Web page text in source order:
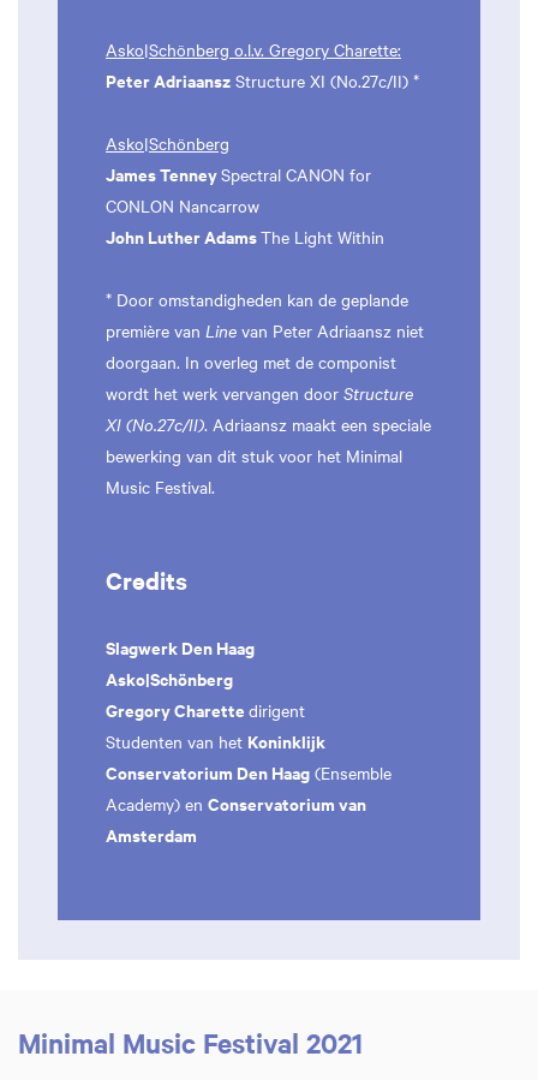
Asko|Schönberg o.l.v. Gregory Charette:
Peter Adriaansz Structure XI (No.27c/II) *
Asko|Schönberg
James TenneySpectral CANON for
CONLON Nancarrow
John Luther AdamsThe Light Within
* Door omstandigheden kan de geplande
première van Line van Peter Adriaansz niet
doorgaan. In overleg met de componist
wordt het werk vervangen door Structure
XI (No.27c/II). Adriaansz maakt een speciale
bewerking van dit stuk voor het Minimal
Music Festival.
Credits
Slagwerk Den Haag
Asko|Schönberg
Gregory Charette dirigent
Studenten van het Koninklijk
Conservatorium Den Haag (Ensemble
Academy) en Conservatorium van
Amsterdam
Minimal Music Festival 2021